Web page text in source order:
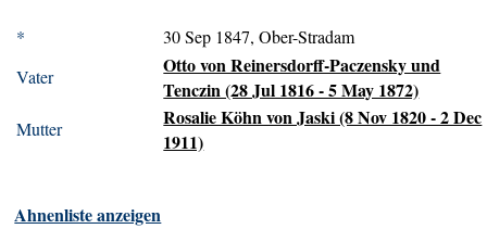
*
30 Sep 1847, Ober-Stradam
Vater
Otto von Reinersdorff-Paczensky und
Tenczin (28 Jul 1816 - 5 May 1872)
Mutter
Rosalie Köhn von Jaski (8 Nov 1820 - 2 Dec
1911)
Ahnenliste anzeigen